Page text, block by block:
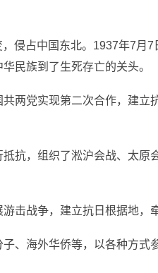
侵占中国东北。1937年7月
民族到了生死存亡的关头。
两党实现第二次合作，建立
抗，组织了淞沪会战、太原
击战争，建立抗日根据地，
、海外华侨等，以各种方式